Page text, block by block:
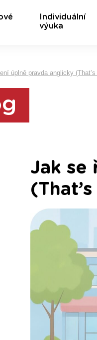
Individuální
výuka
úplně pravda anglicky
Jak se